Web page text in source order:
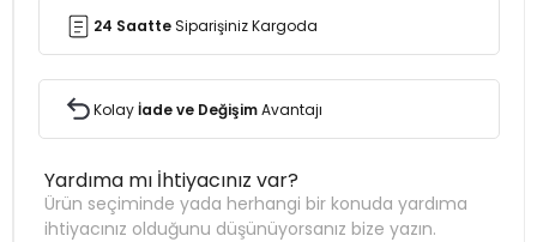
24 SaatteSiparişiniz Kargoda
Kolayİade ve DeğişimAvantajı
Yardıma mı İhtiyacınız var?
Ürün seçiminde yada herhangi bir konuda yardıma
ihtiyacınız olduğunu düşünüyorsanız bize yazın.